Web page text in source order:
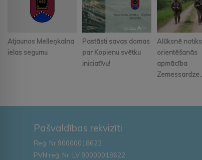
Atjaunos Melleņkalna
ielas segumu
Pastāsti savas domas
par Kopienu svētku
iniciatīvu!
Alūksnē notiks
orientēšanās
apmācība
Zemessardze...
Pašvaldības rekvizīti
Reģ. Nr.90000018622
PVN reģ. Nr. LV 90000018622